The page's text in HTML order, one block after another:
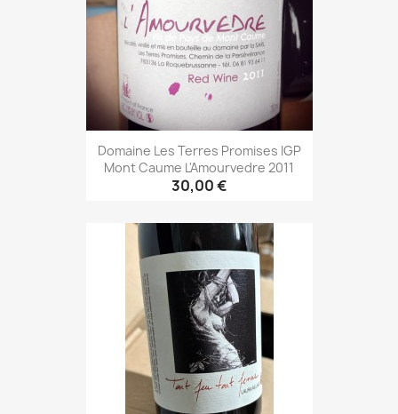
Domaine Les Terres Promises IGP
Mont Caume L'Amourvedre 2011
30,00 €